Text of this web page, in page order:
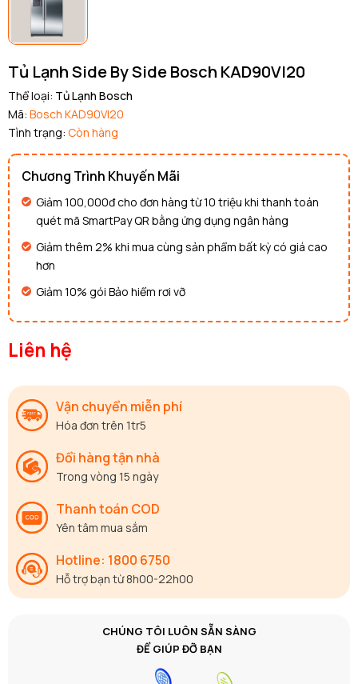
Tủ Lạnh Side By Side Bosch KAD90VI20
Thể loại: Tủ Lạnh Bosch
Mã: Bosch KAD90VI20
Tình trạng: Còn hàng
Chương Trình Khuyến Mãi
Giảm 100,000đ cho đơn hàng từ 10 triệu khi thanh toán
quét mã SmartPay QR bằng ứng dụng ngân hàng
Giảm thêm 2% khi mua cùng sản phẩm bất kỳ có giá cao
hơn
Giảm 10% gói Bảo hiểm rơi vỡ
Liên hệ
Vận chuyển miễn phí
Hóa đơn trên 1tr5
Đổi hàng tận nhà
Trong vòng 15 ngày
Thanh toán COD
Yên tâm mua sắm
Hotline: 1800 6750
Hỗ trợ bạn từ 8h00-22h00
CHÚNG TÔI LUÔN SẴN SÀNG
ĐỂ GIÚP ĐỠ BẠN